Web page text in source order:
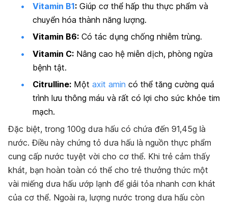
Vitamin B1: Giúp cơ thể hấp thu thực phẩm và
chuyển hóa thành năng lượng.
Vitamin B6: Có tác dụng chống nhiễm trùng.
Vitamin C: Nâng cao hệ miễn dịch, phòng ngừa
bệnh tật.
Citrulline: Một axit amin có thể tăng cường quá
trình lưu thông máu và rất có lợi cho sức khỏe tim
mạch.
Đặc biệt, trong 100g dưa hấu có chứa đến 91,45g là
nước. Điều này chứng tỏ dưa hấu là nguồn thực phẩm
cung cấp nước tuyệt vời cho cơ thể. Khi trẻ cảm thấy
khát, bạn hoàn toàn có thể cho trẻ thưởng thức một
vài miếng dưa hấu ướp lạnh để giải tỏa nhanh cơn khát
của cơ thể. Ngoài ra, lượng nước trong dưa hấu còn